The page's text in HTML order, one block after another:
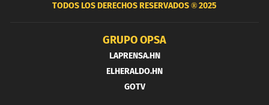
TODOS LOS DERECHOS RESERVADOS ®2025
GRUPO OPSA
LAPRENSA.HN
ELHERALDO.HN
GOTV